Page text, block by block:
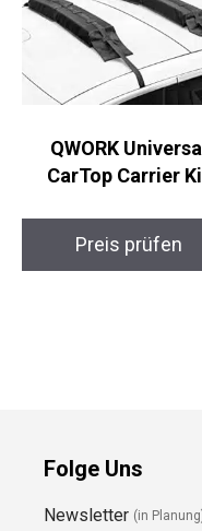
QWORK Universal
Preis prüfen
Folge Uns